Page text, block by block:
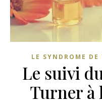
LE SYNDROME DE
Le suivi
Turner à